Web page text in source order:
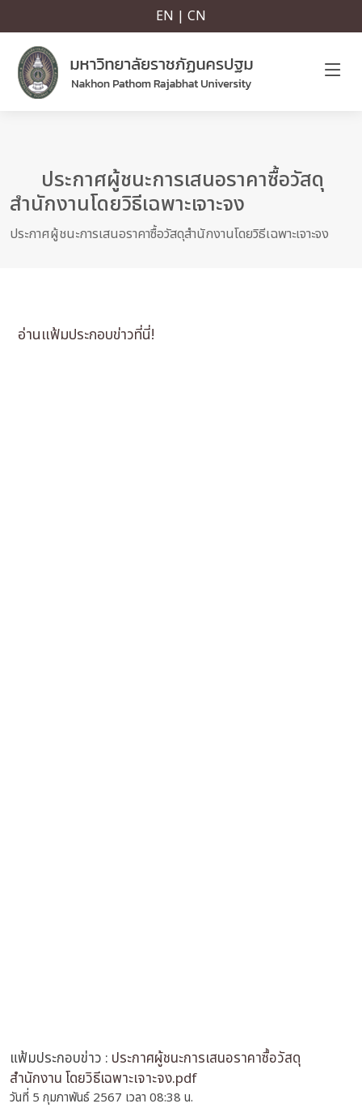
EN | CN
ประกาศผู้ชนะการเสนอราคาซื้อวัสดุ
สำนักงานโดยวิธีเฉพาะเจาะจง
ประกาศผู้ชนะการเสนอราคาซื้อวัสดุสำนักงานโดยวิธีเฉพาะเจาะจง
อ่านแฟ้มประกอบข่าวที่นี่!
แฟ้มประกอบข่าว : ประกาศผู้ชนะการเสนอราคาซื้อวัสดุ
สำนักงาน โดยวิธีเฉพาะเจาะจง.pdf
วันที่ 5 กุมภาพันธ์ 2567 เวลา 08:38 น.